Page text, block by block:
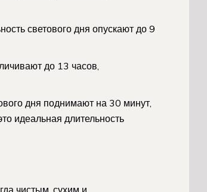
светового дня опускают до 9
до 13 часов,
дня поднимают на 30 минут,
идеальная длительность
чистым, сухим и